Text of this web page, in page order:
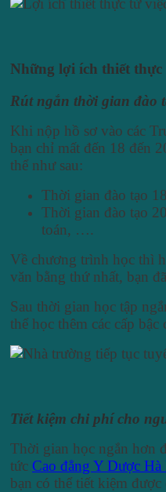
Những lợi ích thiết
Rút ngắn thời gian đào
Khi nộp hồ sơ vào các
bạn chỉ mất đến 18 đến
thể như sau:
Thời gian đào tạo
Thời gian đào tạo
toán, ….
Về chương trình học thì
văn bằng thứ nhất, bạn
Sau thời gian học tập
thể học thêm các cấp
Tiết kiệm chi phí cho
Thời gian học ngắn hơn
tức Cao đẳng Y Dược Hà
bạn có thể tiết kiệm